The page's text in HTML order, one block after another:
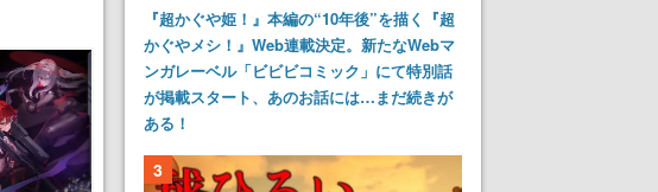
『超かぐや姫！』本編の“10年後”を描く『超
かぐやメシ！』Web連載決定。新たなWebマ
ンガレーベル「ビビビコミック」にて特別話
が掲載スタート、あのお話には…まだ続きが
ある！
3